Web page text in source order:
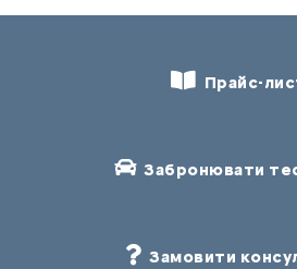
Прайс-
Забронювати
Замовити